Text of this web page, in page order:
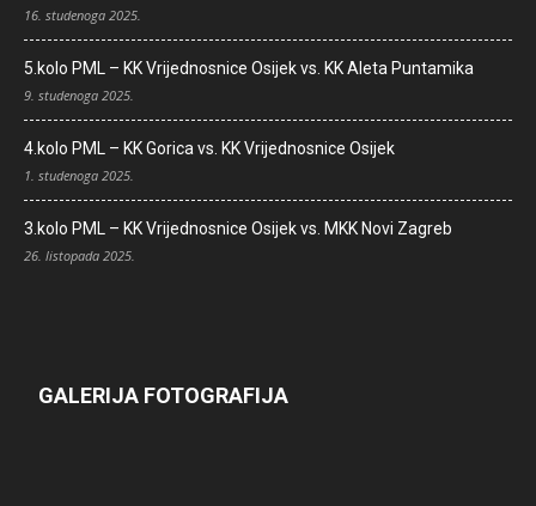
16. studenoga 2025.
5.kolo PML – KK Vrijednosnice Osijek vs. KK Aleta Puntamika
9. studenoga 2025.
4.kolo PML – KK Gorica vs. KK Vrijednosnice Osijek
1. studenoga 2025.
3.kolo PML – KK Vrijednosnice Osijek vs. MKK Novi Zagreb
26. listopada 2025.
GALERIJA FOTOGRAFIJA